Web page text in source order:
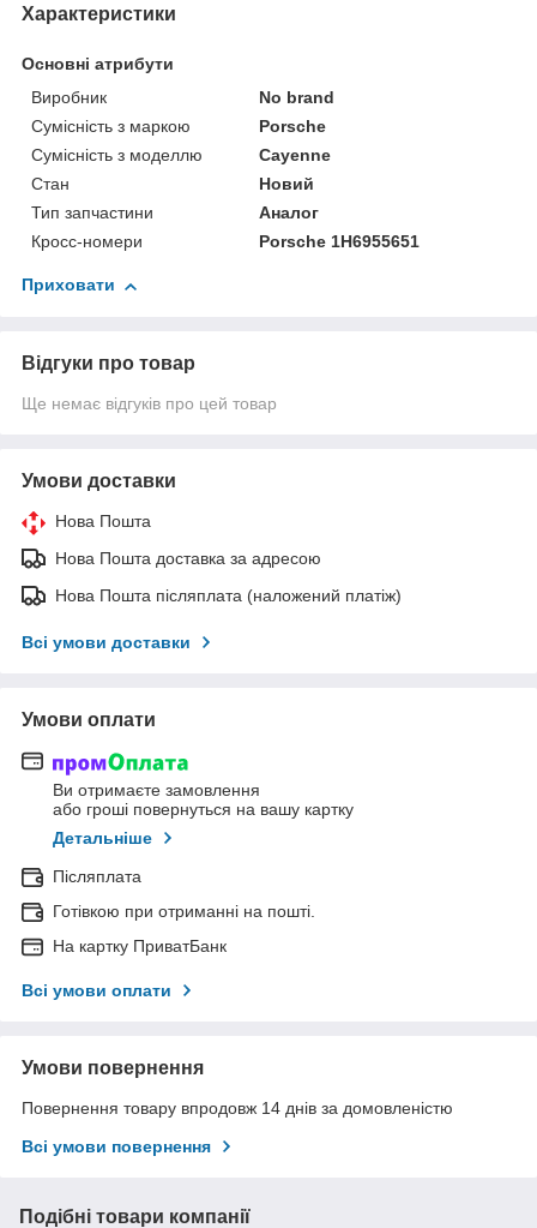
Характеристики
Основні атрибути
Виробник
No brand
Сумісність з маркою
Porsche
Сумісність з моделлю
Cayenne
Стан
Новий
Тип запчастини
Аналог
Кросс-номери
Porsche 1H6955651
Приховати
Відгуки про товар
Ще немає відгуків про цей товар
Умови доставки
Нова Пошта
Нова Пошта доставка за адресою
Нова Пошта післяплата (наложений платіж)
Всі умови доставки
Умови оплати
Ви отримаєте замовлення
або гроші повернуться на вашу картку
Детальніше
Післяплата
Готівкою при отриманні на пошті.
На картку ПриватБанк
Всі умови оплати
Умови повернення
Повернення товару впродовж 14 днів за домовленістю
Всі умови повернення
Подібні товари компанії